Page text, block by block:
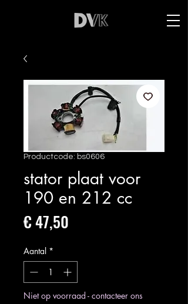
Productcode: bs0606
stator plaat voor
190 en 212 cc
€ 47,50
Aantal *
Niet op voorraad - contacteer ons